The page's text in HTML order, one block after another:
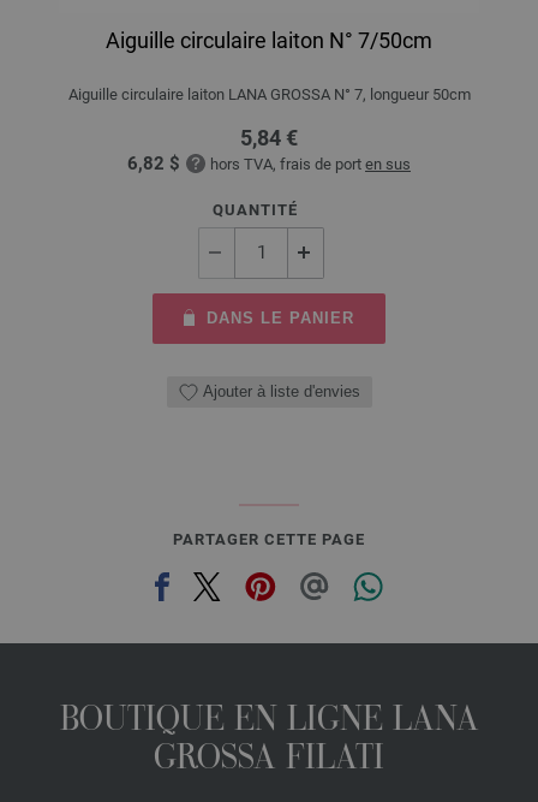
Aiguille circulaire laiton N° 7/50cm
Aiguille circulaire laiton LANA GROSSA N° 7, longueur 50cm
5,84 €
6,82 $ hors TVA, frais de port en sus
QUANTITÉ
DANS LE PANIER
Ajouter à liste d'envies
PARTAGER CETTE PAGE
BOUTIQUE EN LIGNE LANA
GROSSA FILATI